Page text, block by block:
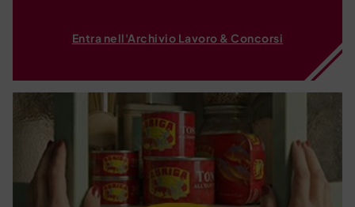
Entra nell'Archivio Lavoro & Concorsi